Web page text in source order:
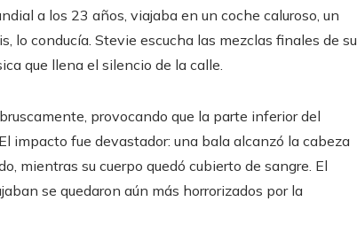
a los 23 años, viajaba en un coche caluroso, un
lo conducía. Stevie escucha las mezclas finales de su
que llena el silencio de la calle.
provocando que la parte inferior del
impacto fue devastador: una bala alcanzó la cabeza
mientras su cuerpo quedó cubierto de sangre. El
se quedaron aún más horrorizados por la